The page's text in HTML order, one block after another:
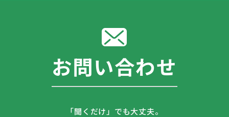
お問い合わせ
「聞くだけ」でも大丈夫。